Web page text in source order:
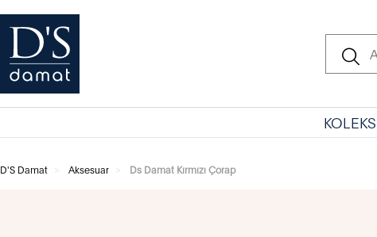
D'S Damat Aksesuar Ds Damat Kırmızı Çorap